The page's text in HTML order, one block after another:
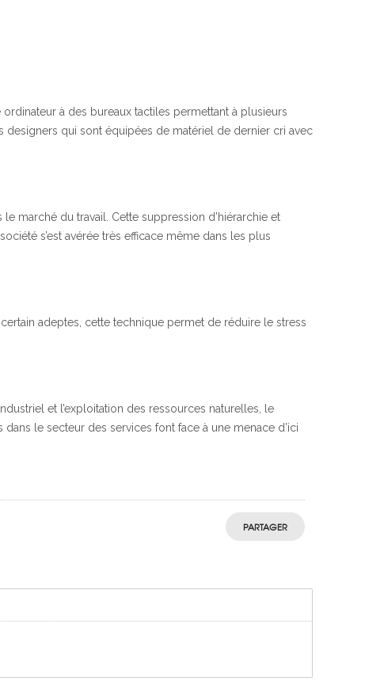
à des bureaux tactiles permettant à plusieurs
designers qui sont équipées de matériel de dernier cri avec
marché du travail. Cette suppression d’hiérarchie et
s’est avérée très efficace même dans les plus
adeptes, cette technique permet de réduire le stress
et l’exploitation des ressources naturelles, le
le secteur des services font face à une menace d’ici
PARTAGER